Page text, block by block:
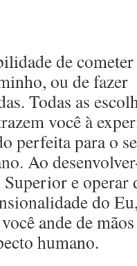
de
ou de fazer
Todas as
você à
perfeita para o
Ao
Superior e operar
do
ande de
humano.